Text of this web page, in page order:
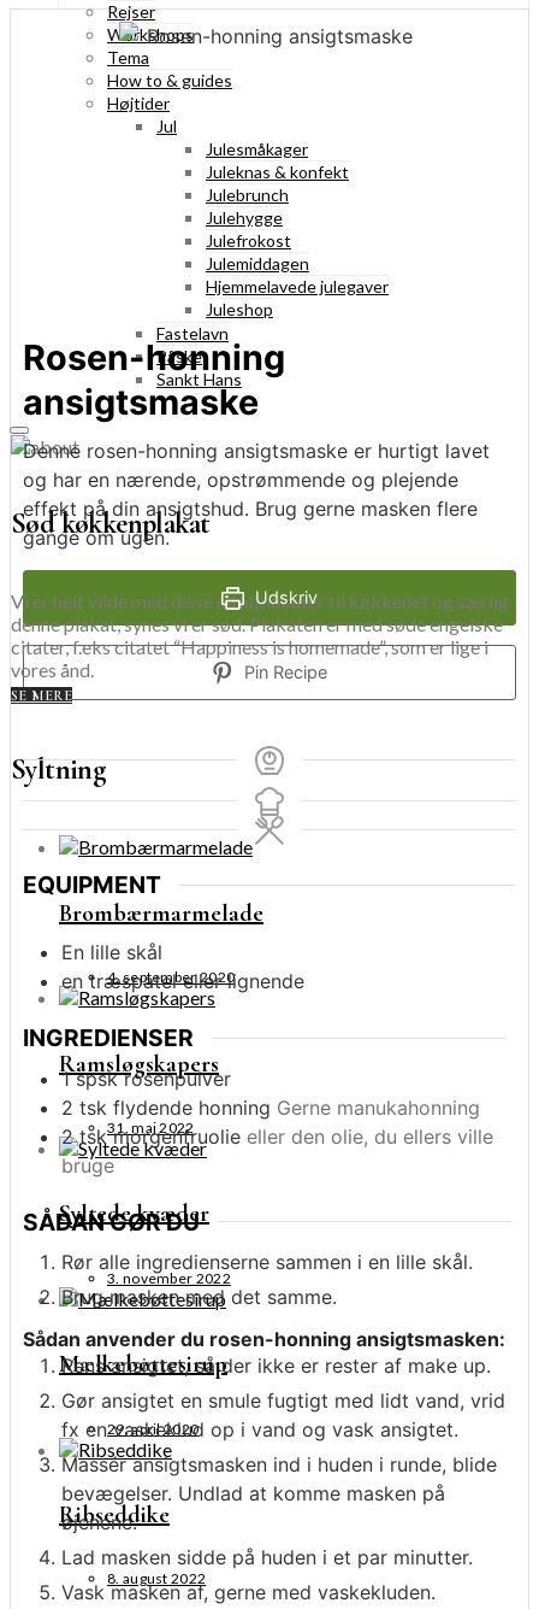
Rejser
Workshops
Tema
How to & guides
Højtider
Jul
Julesmåkager
Juleknas & konfekt
Julebrunch
Julehygge
Julefrokost
Julemiddagen
Hjemmelavede julegaver
Juleshop
Fastelavn
Påske
Sankt Hans
Sød køkkenplakat
Vi er helt vilde med disse citatplakater til køkkenet og særlig
denne plakat, synes vi er sød. Plakaten er med søde engelske
citater, f.eks citatet “Happiness is homemade”, som er lige i
vores ånd.
SE MERE
Syltning
Brombærmarmelade
4. september 2020
Ramsløgskapers
31. maj 2022
Syltede kvæder
3. november 2022
Mælkebøttesirup
29. april 2020
Ribseddike
8. august 2022
Rosen-honning
ansigtsmaske
Denne rosen-honning ansigtsmaske er hurtigt lavet
og har en nærende, opstrømmende og plejende
effekt på din ansigtshud. Brug gerne masken flere
gange om ugen.
Udskriv
Pin Recipe
EQUIPMENT
En lille skål
en træspatel eller lignende
INGREDIENSER
1 spsk rosenpulver
2 tsk flydende honning Gerne manukahonning
2 tsk morgenfruolie eller den olie, du ellers ville
bruge
SÅDAN GØR DU
Rør alle ingredienserne sammen i en lille skål.
Brug masken med det samme.
Sådan anvender du rosen-honning ansigtsmasken:
Rens ansigtet, så der ikke er rester af make up.
Gør ansigtet en smule fugtigt med lidt vand, vrid
fx en vaskeklud op i vand og vask ansigtet.
Massér ansigtsmasken ind i huden i runde, blide
bevægelser. Undlad at komme masken på
øjenene.
Lad masken sidde på huden i et par minutter.
Vask masken af, gerne med vaskekluden.